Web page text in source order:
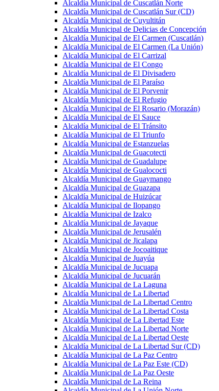
Alcaldía Municipal de Cuscatlán Norte
Alcaldía Municipal de Cuscatlán Sur (CD)
Alcaldía Municipal de Cuyultitán
Alcaldía Municipal de Delicias de Concepción
Alcaldía Municipal de El Carmen (Cuscatlán)
Alcaldía Municipal de El Carmen (La Unión)
Alcaldía Municipal de El Carrizal
Alcaldía Municipal de El Congo
Alcaldía Municipal de El Divisadero
Alcaldía Municipal de El Paraíso
Alcaldía Municipal de El Porvenir
Alcaldía Municipal de El Refugio
Alcaldía Municipal de El Rosario (Morazán)
Alcaldía Municipal de El Sauce
Alcaldía Municipal de El Tránsito
Alcaldía Municipal de El Triunfo
Alcaldía Municipal de Estanzuelas
Alcaldía Municipal de Guacotecti
Alcaldía Municipal de Guadalupe
Alcaldía Municipal de Gualococti
Alcaldía Municipal de Guaymango
Alcaldía Municipal de Guazapa
Alcaldía Municipal de Huizúcar
Alcaldía Municipal de Ilopango
Alcaldía Municipal de Izalco
Alcaldía Municipal de Jayaque
Alcaldía Municipal de Jerusalén
Alcaldía Municipal de Jicalapa
Alcaldía Municipal de Jocoaitique
Alcaldía Municipal de Juayúa
Alcaldía Municipal de Jucuapa
Alcaldía Municipal de Jucuarán
Alcaldía Municipal de La Laguna
Alcaldía Municipal de La Libertad
Alcaldía Municipal de La Libertad Centro
Alcaldía Municipal de La Libertad Costa
Alcaldía Municipal de La Libertad Este
Alcaldía Municipal de La Libertad Norte
Alcaldía Municipal de La Libertad Oeste
Alcaldía Municipal de La Libertad Sur (CD)
Alcaldía Municipal de La Paz Centro
Alcaldía Municipal de La Paz Este (CD)
Alcaldía Municipal de La Paz Oeste
Alcaldía Municipal de La Reina